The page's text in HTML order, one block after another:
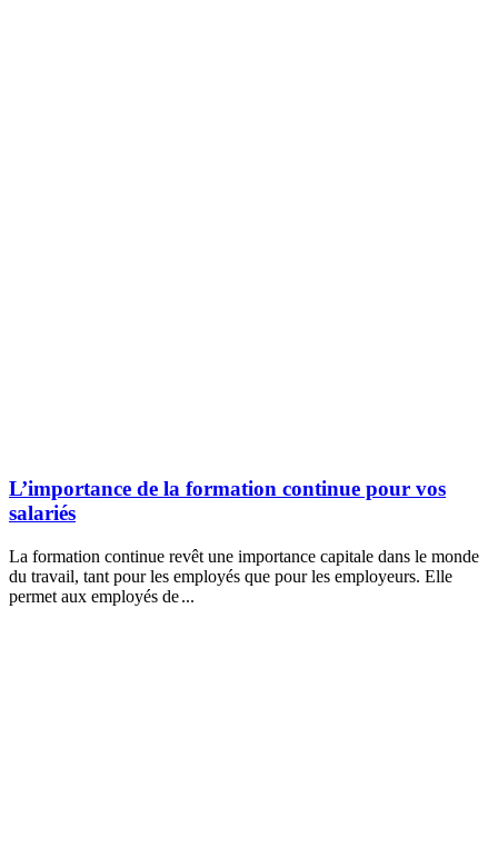
L’importance de la formation continue pour vos
salariés
La formation continue revêt une importance capitale dans le monde
du travail, tant pour les employés que pour les employeurs. Elle
permet aux employés de